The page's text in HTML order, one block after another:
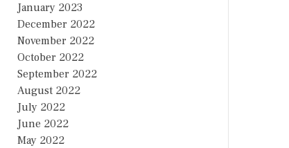
January 2023
December 2022
November 2022
October 2022
September 2022
August 2022
July 2022
June 2022
May 2022